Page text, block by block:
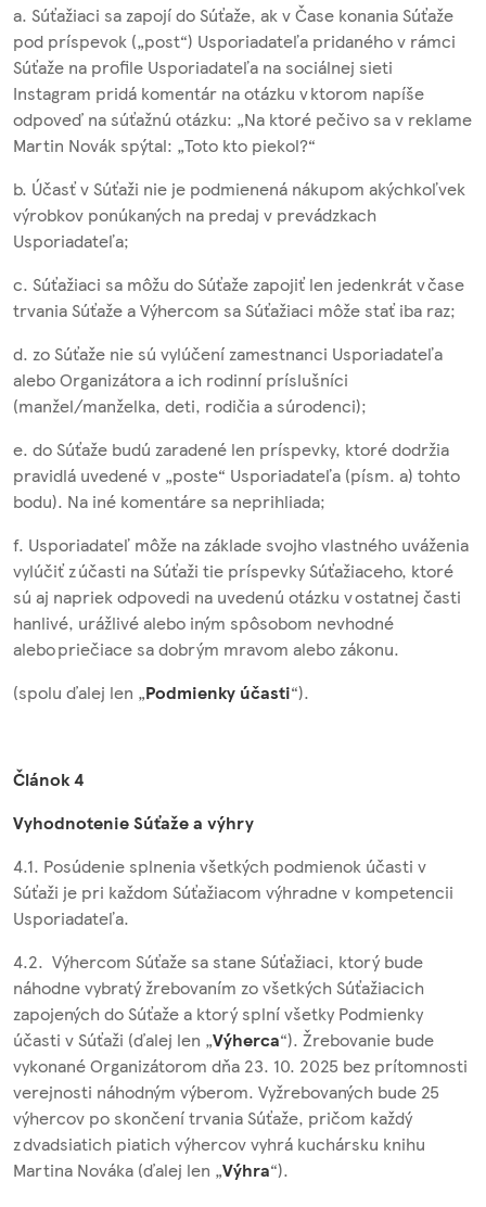
a. Súťažiaci sa zapojí do Súťaže, ak v Čase konania Súťaže
pod príspevok („post“) Usporiadateľa pridaného v rámci
Súťaže na profile Usporiadateľa na sociálnej sieti
Instagram pridá komentár na otázku v ktorom napíše
odpoveď na súťažnú otázku: „Na ktoré pečivo sa v reklame
Martin Novák spýtal: „Toto kto piekol?“
b. Účasť v Súťaži nie je podmienená nákupom akýchkoľvek
výrobkov ponúkaných na predaj v prevádzkach
Usporiadateľa;
c. Súťažiaci sa môžu do Súťaže zapojiť len jedenkrát v čase
trvania Súťaže a Výhercom sa Súťažiaci môže stať iba raz;
d. zo Súťaže nie sú vylúčení zamestnanci Usporiadateľa
alebo Organizátora a ich rodinní príslušníci
(manžel/manželka, deti, rodičia a súrodenci);
e. do Súťaže budú zaradené len príspevky, ktoré dodržia
pravidlá uvedené v „poste“ Usporiadateľa (písm. a) tohto
bodu). Na iné komentáre sa neprihliada;
f. Usporiadateľ môže na základe svojho vlastného uváženia
vylúčiť z účasti na Súťaži tie príspevky Súťažiaceho, ktoré
sú aj napriek odpovedi na uvedenú otázku v ostatnej časti
hanlivé, urážlivé alebo iným spôsobom nevhodné
alebo priečiace sa dobrým mravom alebo zákonu.
(spolu ďalej len „Podmienky účasti“).
Článok 4
Vyhodnotenie Súťaže a výhry
4.1. Posúdenie splnenia všetkých podmienok účasti v
Súťaži je pri každom Súťažiacom výhradne v kompetencii
Usporiadateľa.
4.2. Výhercom Súťaže sa stane Súťažiaci, ktorý bude
náhodne vybratý žrebovaním zo všetkých Súťažiacich
zapojených do Súťaže a ktorý splní všetky Podmienky
účasti v Súťaži (ďalej len „Výherca“). Žrebovanie bude
vykonané Organizátorom dňa 23. 10. 2025 bez prítomnosti
verejnosti náhodným výberom. Vyžrebovaných bude 25
výhercov po skončení trvania Súťaže, pričom každý
z dvadsiatich piatich výhercov vyhrá kuchársku knihu
Martina Nováka (ďalej len „Výhra“).